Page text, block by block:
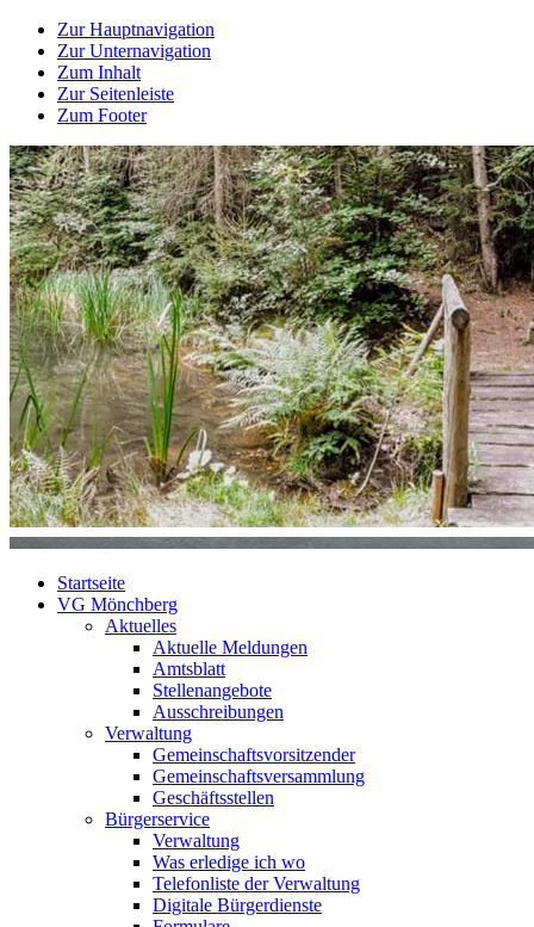
Zur Hauptnavigation
Zur Unternavigation
Zum Inhalt
Zur Seitenleiste
Zum Footer
Startseite
VG Mönchberg
Aktuelles
Aktuelle Meldungen
Amtsblatt
Stellenangebote
Ausschreibungen
Verwaltung
Gemeinschaftsvorsitzender
Gemeinschaftsversammlung
Geschäftsstellen
Bürgerservice
Verwaltung
Was erledige ich wo
Telefonliste der Verwaltung
Digitale Bürgerdienste